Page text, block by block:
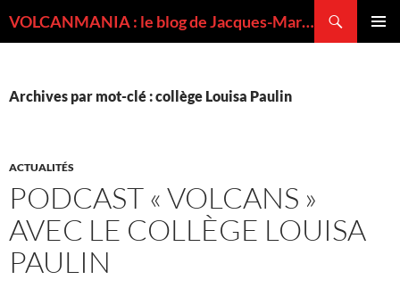
VOLCANMANIA : le blog de Jacques-Marie BARDINTZEFF, volcanologue
Archives par mot-clé : collège Louisa Paulin
ACTUALITÉS
PODCAST « VOLCANS »
AVEC LE COLLÈGE LOUISA
PAULIN